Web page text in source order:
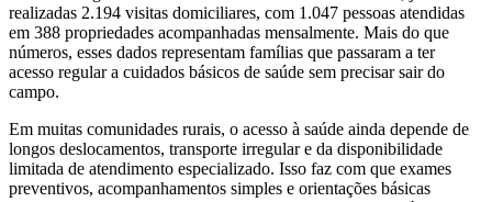
realizadas 2.194 visitas domiciliares, com 1.047 pessoas atendidas
em 388 propriedades acompanhadas mensalmente. Mais do que
números, esses dados representam famílias que passaram a ter
acesso regular a cuidados básicos de saúde sem precisar sair do
campo.
Em muitas comunidades rurais, o acesso à saúde ainda depende de
longos deslocamentos, transporte irregular e da disponibilidade
limitada de atendimento especializado. Isso faz com que exames
preventivos, acompanhamentos simples e orientações básicas